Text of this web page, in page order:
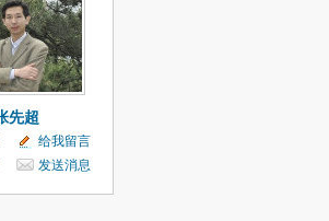
先超
给我留言
发送消息